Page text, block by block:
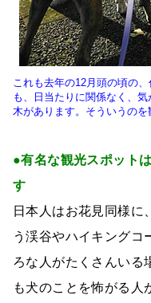
これも去年の12月頭の頃の
も、日当たりに関係なく、
木があります。そういうのを
●有名な観光スポット
す
日本人はお花見同様に
う渓谷やハイキングコ
ろな人がたくさんいる
も犬のことを怖がる人